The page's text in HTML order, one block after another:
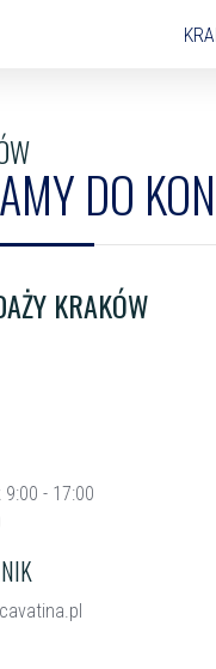
DO
KRAKÓW
9:00 - 17:00